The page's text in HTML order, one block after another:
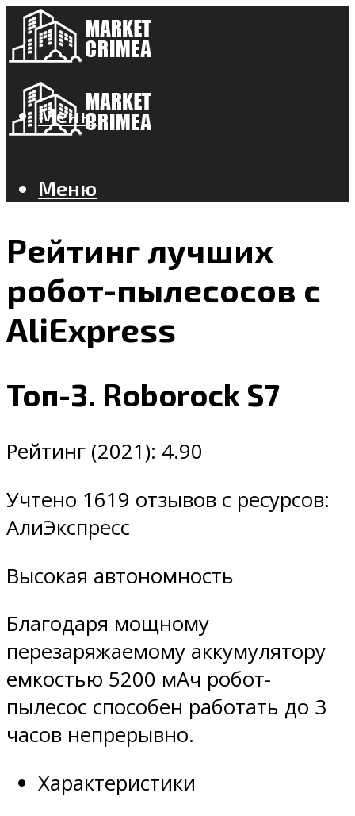
Меню
Меню
Рейтинг лучших
робот-пылесосов с
AliExpress
Топ-3. Roborock S7
Рейтинг (2021): 4.90
Учтено 1619 отзывов с ресурсов:
АлиЭкспресс
Высокая автономность
Благодаря мощному
перезаряжаемому аккумулятору
емкостью 5200 мАч робот-
пылесос способен работать до 3
часов непрерывно.
Характеристики